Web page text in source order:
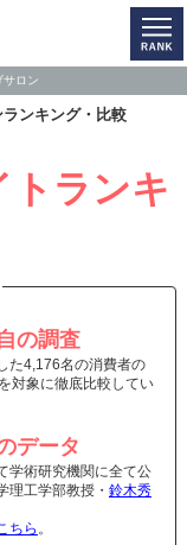
サロン
ランキング・比較
トランキ
の調査
た4,176名の消費者の
対象に徹底比較してい
データ
学術研究機関に全て公
理工学部教授・ 鈴木秀
ちら 。